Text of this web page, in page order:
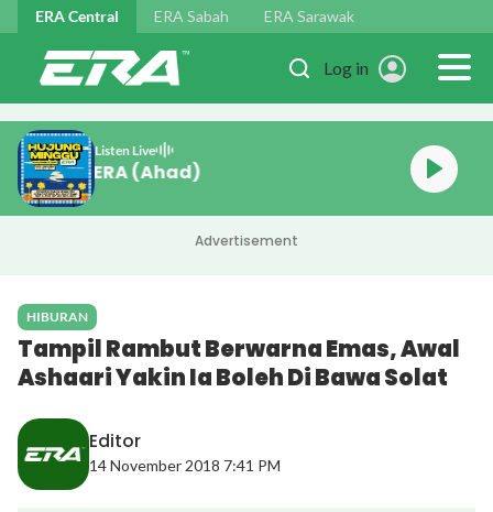
Skip to main content
ERA Central ERA Sabah ERA Sarawak
Log in
Listen Live
Hujung Minggu ERA (Ahad)
Advertisement
HIBURAN
Tampil Rambut Berwarna Emas, Awal
Ashaari Yakin Ia Boleh Di Bawa Solat
Editor
14 November 2018 7:41 PM